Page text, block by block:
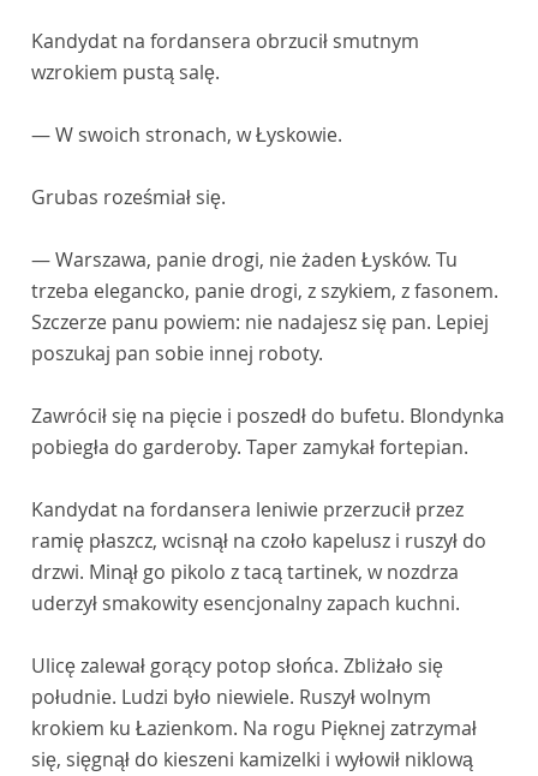
Kandydat na fordansera obrzucił smutnym
wzrokiem pustą salę.
— W swoich stronach, w Łyskowie.
Grubas roześmiał się.
— Warszawa, panie drogi, nie żaden Łysków. Tu
trzeba elegancko, panie drogi, z szykiem, z fasonem.
Szczerze panu powiem: nie nadajesz się pan. Lepiej
poszukaj pan sobie innej roboty.
Zawrócił się na pięcie i poszedł do bufetu. Blondynka
pobiegła do garderoby. Taper zamykał fortepian.
Kandydat na fordansera leniwie przerzucił przez
ramię płaszcz, wcisnął na czoło kapelusz i ruszył do
drzwi. Minął go pikolo z tacą tartinek, w nozdrza
uderzył smakowity esencjonalny zapach kuchni.
Ulicę zalewał gorący potop słońca. Zbliżało się
południe. Ludzi było niewiele. Ruszył wolnym
krokiem ku Łazienkom. Na rogu Pięknej zatrzymał
się, sięgnął do kieszeni kamizelki i wyłowił niklową